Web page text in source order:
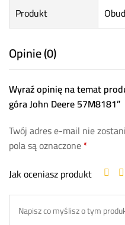
Produkt
Opinie (0)
Wyraź opinię na temat
góra John Deere 57M8181”
Twój adres e-mail nie
pola są oznaczone*
Jak oceniasz produkt